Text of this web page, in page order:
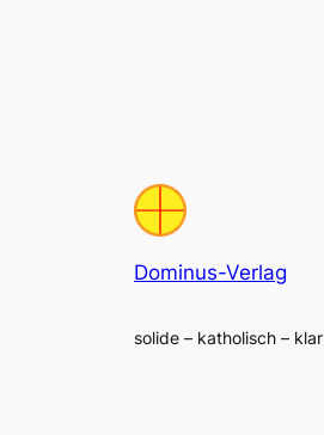
Dominus-Verlag
solide – katholisch – klar